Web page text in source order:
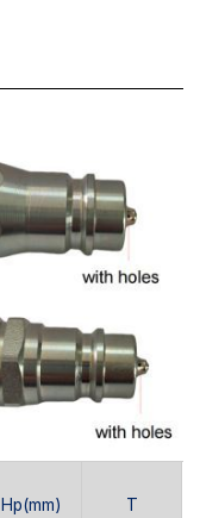
Hp(mm) T